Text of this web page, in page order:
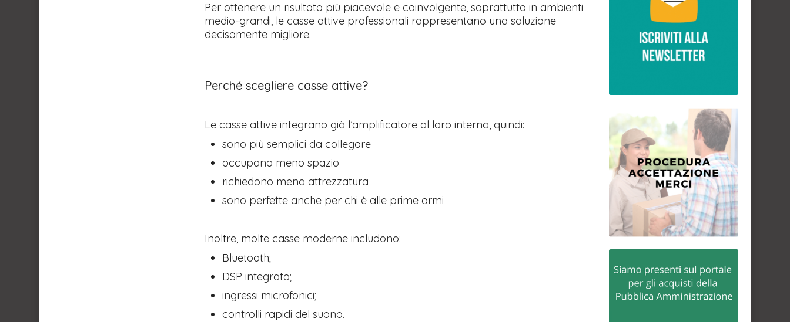
Per ottenere un risultato più piacevole e coinvolgente, soprattutto in ambienti
medio-grandi, le casse attive professionali rappresentano una soluzione
decisamente migliore.
Perché scegliere casse attive?
Le casse attive integrano già l’amplificatore al loro interno, quindi:
sono più semplici da collegare
occupano meno spazio
richiedono meno attrezzatura
sono perfette anche per chi è alle prime armi
Inoltre, molte casse moderne includono:
Bluetooth;
DSP integrato;
ingressi microfonici;
controlli rapidi del suono.